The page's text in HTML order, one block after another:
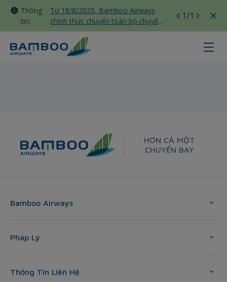
Thông
tin:
Từ 18/8/2025, Bamboo Airways
chính thức chuyển toàn bộ chuyến
bay nội địa sang nhà ga T3 Tân
Sơn Nhất
1/1
HƠN CẢ MỘT
CHUYẾN BAY
Bamboo Airways
Pháp Lý
Thông Tin Liên Hệ